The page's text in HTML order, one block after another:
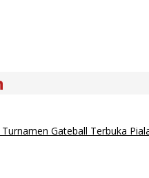
Gateball Terbuka